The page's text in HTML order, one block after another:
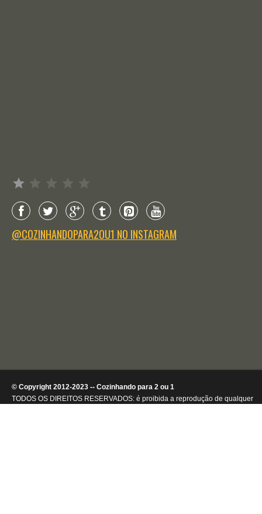
@COZINHANDOPARA2OU1 NO INSTAGRAM
© Copyright 2012-2023 -- Cozinhando para 2 ou 1
TODOS OS DIREITOS RESERVADOS: é proibida a reprodução de qualquer